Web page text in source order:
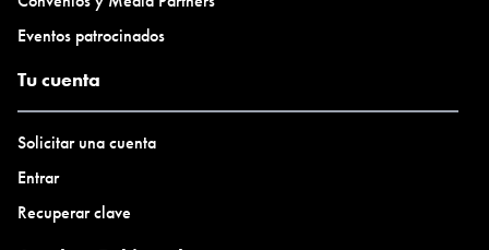
Eventos patrocinados
Tu cuenta
Solicitar una cuenta
Entrar
Recuperar clave